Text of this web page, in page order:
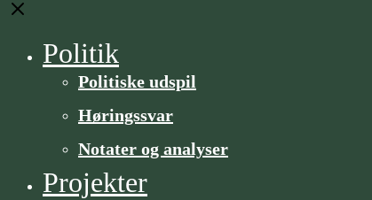
Close
Politik
Politiske udspil
Høringssvar
Notater og analyser
Projekter